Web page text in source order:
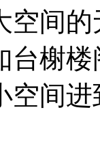
空间
台榭
空间